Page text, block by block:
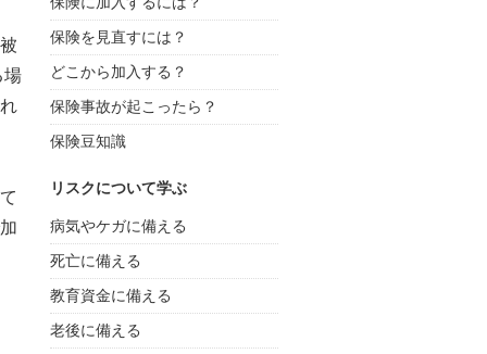
場
保険を見直すには？
どこから加入する？
保険事故が起こったら？
保険豆知識
リスクについて学ぶ
病気やケガに備える
死亡に備える
教育資金に備える
老後に備える